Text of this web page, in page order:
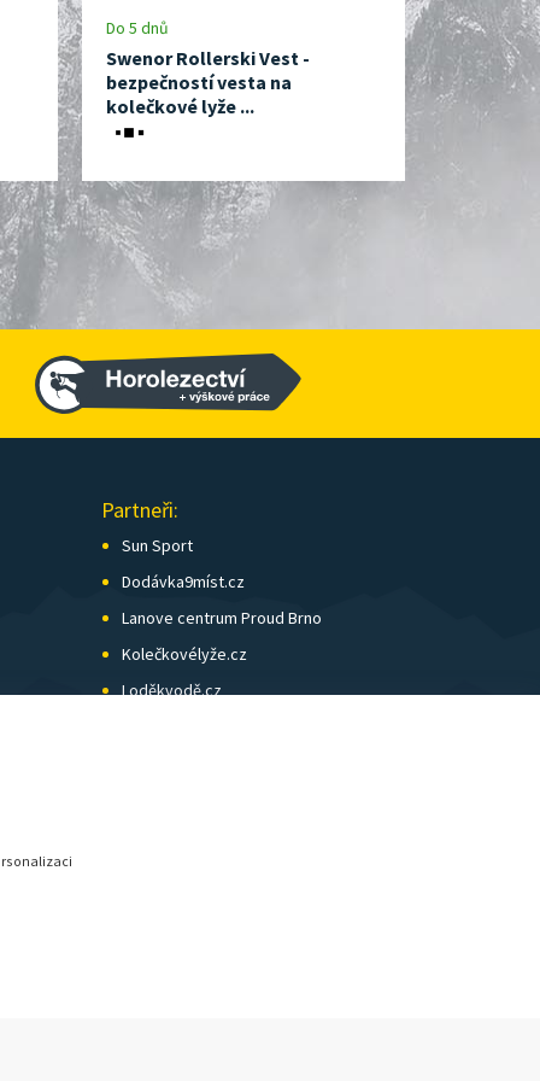
Do 5 dnů
Swenor Rollerski Vest -
bezpečností vesta na
kolečkové lyže ...
Skladem,
Ski Skett
brzda na
Partneři:
Sun Sport
Dodávka9míst.cz
Lanove centrum Proud Brno
Kolečkovélyže.cz
Loděkvodě.cz